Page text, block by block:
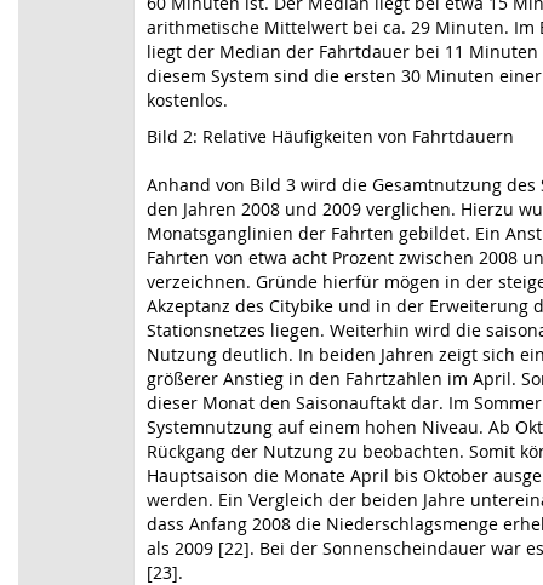
arithmetische Mittelwert bei ca. 29 Minuten. Im
liegt der Median der Fahrtdauer bei 11 Minuten
diesem System sind die ersten 30 Minuten
kostenlos.
Bild 2: Relative Häufigkeiten von Fahrtdauern
Anhand von Bild 3 wird die Gesamtnutzung des
den Jahren 2008 und 2009 verglichen. Hierzu
Monatsganglinien der Fahrten gebildet. Ein
Fahrten von etwa acht Prozent zwischen 2008
verzeichnen. Gründe hierfür mögen in der
Akzeptanz des Citybike und in der Erweiterung
Stationsnetzes liegen. Weiterhin wird die
Nutzung deutlich. In beiden Jahren zeigt sich
größerer Anstieg in den Fahrtzahlen im April.
dieser Monat den Saisonauftakt dar. Im
Systemnutzung auf einem hohen Niveau. Ab
Rückgang der Nutzung zu beobachten. Somit
Hauptsaison die Monate April bis Oktober
werden. Ein Vergleich der beiden Jahre
dass Anfang 2008 die Niederschlagsmenge
als 2009 [22]. Bei der Sonnenscheindauer war
[23].